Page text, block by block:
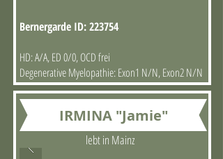
Bernergarde ID: 223754
HD: A/A, ED 0/0, OCD frei
Degenerative Myelopathie: Exon1 N/N, Exon2 N/N
IRMINA "Jamie"
lebt in Mainz